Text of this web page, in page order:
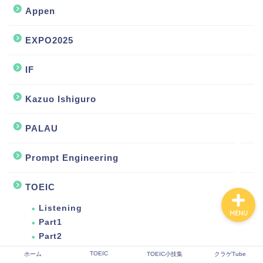
Appen
EXPO2025
IF
Kazuo Ishiguro
PALAU
Prompt Engineering
TOEIC
Listening
Part1
Part2
Part3
ホーム TOEIC TOEIC小技集 クラゲTube
MENU